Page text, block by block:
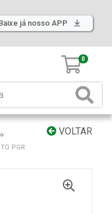
já nosso APP
0
VOLTAR
PGR